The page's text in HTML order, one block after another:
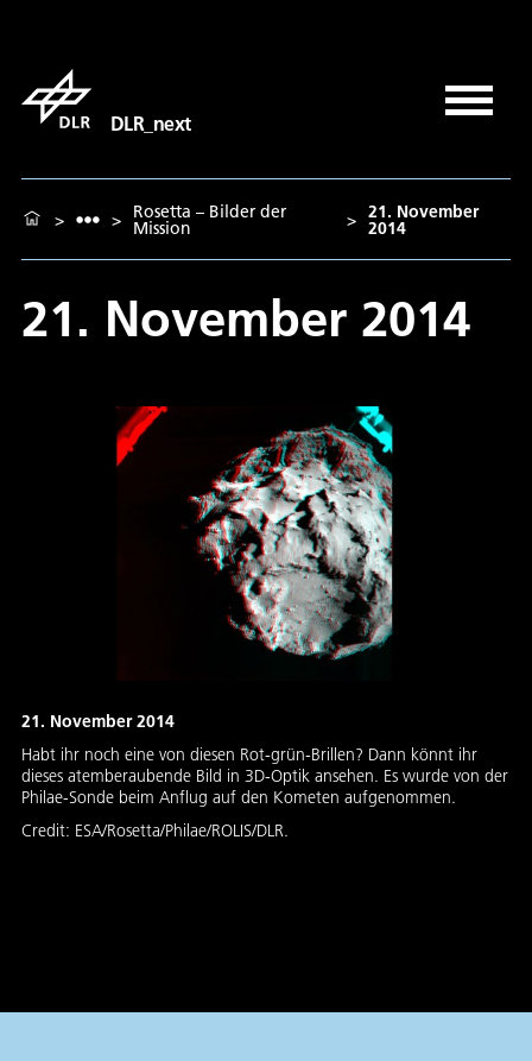
DLR_next
> > Rosetta – Bilder der
Mission > 21. November
2014
21. November 2014
21. November 2014
Habt ihr noch eine von diesen Rot-grün-Brillen? Dann könnt ihr
dieses atemberaubende Bild in 3D-Optik ansehen. Es wurde von der
Philae-Sonde beim Anflug auf den Kometen aufgenommen.
Credit: ESA/Rosetta/Philae/ROLIS/DLR.